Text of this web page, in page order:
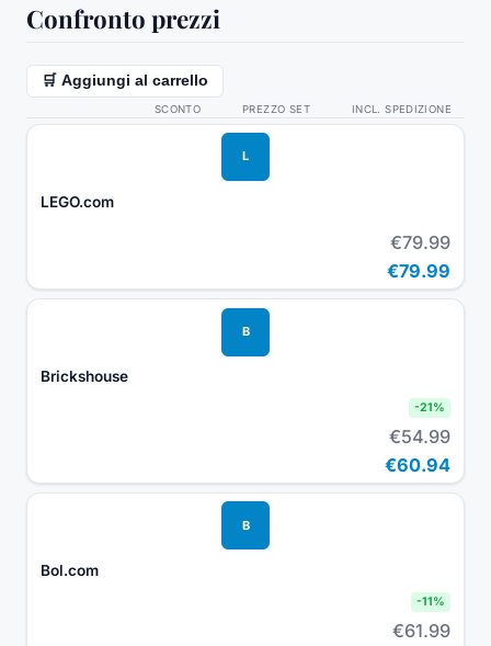
Confronto prezzi
🛒 Aggiungi al carrello
SCONTO PREZZO SET INCL. SPEDIZIONE
L
LEGO.com
€79.99
€79.99
B
Brickshouse
-21%
€54.99
€60.94
B
Bol.com
-11%
€61.99